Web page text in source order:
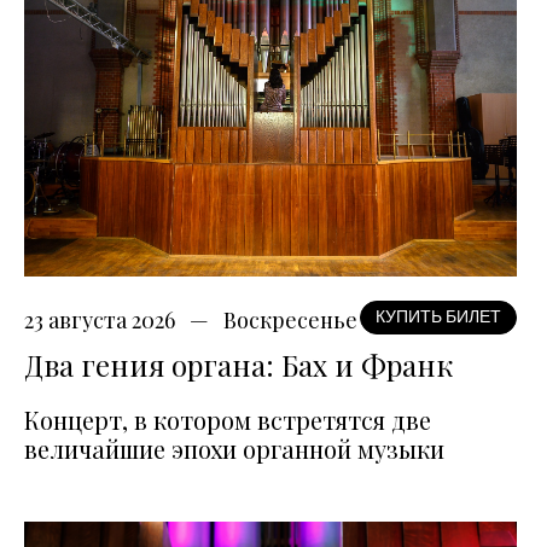
23 августа 2026 Воскресенье КУПИТЬ БИЛЕТ
Два гения органа: Бах и Франк
Концерт, в котором встретятся две
величайшие эпохи органной музыки